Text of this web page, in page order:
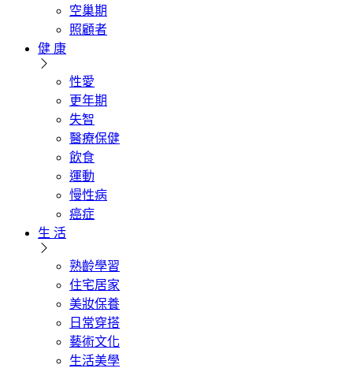
空巢期
照顧者
健 康
性愛
更年期
失智
醫療保健
飲食
運動
慢性病
癌症
生 活
熟齡學習
住宅居家
美妝保養
日常穿搭
藝術文化
生活美學